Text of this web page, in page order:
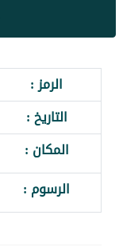
الرمز :
التاريخ :
المكان :
الرسوم :